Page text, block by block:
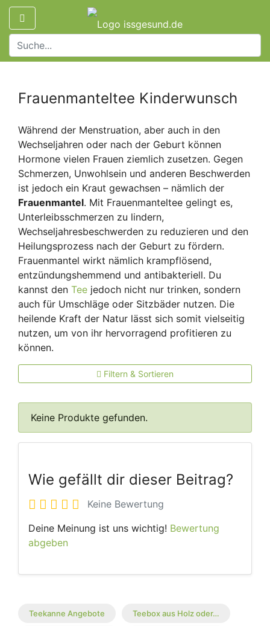
Frauenmanteltee Kinderwunsch
Während der Menstruation, aber auch in den
Wechseljahren oder nach der Geburt können
Hormone vielen Frauen ziemlich zusetzen. Gegen
Schmerzen, Unwohlsein und anderen Beschwerden
ist jedoch ein Kraut gewachsen – nämlich der
Frauenmantel. Mit Frauenmanteltee gelingt es,
Unterleibsschmerzen zu lindern,
Wechseljahresbeschwerden zu reduzieren und den
Heilungsprozess nach der Geburt zu fördern.
Frauenmantel wirkt nämlich krampflösend,
entzündungshemmend und antibakteriell. Du
kannst den Tee jedoch nicht nur trinken, sondern
auch für Umschläge oder Sitzbäder nutzen. Die
heilende Kraft der Natur lässt sich somit vielseitig
nutzen, um von ihr hervorragend profitieren zu
können.
Filtern & Sortieren
Keine Produkte gefunden.
Wie gefällt dir dieser Beitrag?
Keine Bewertung
Deine Meinung ist uns wichtig! Bewertung
abgeben
Teekanne Angebote Teebox aus Holz oder…